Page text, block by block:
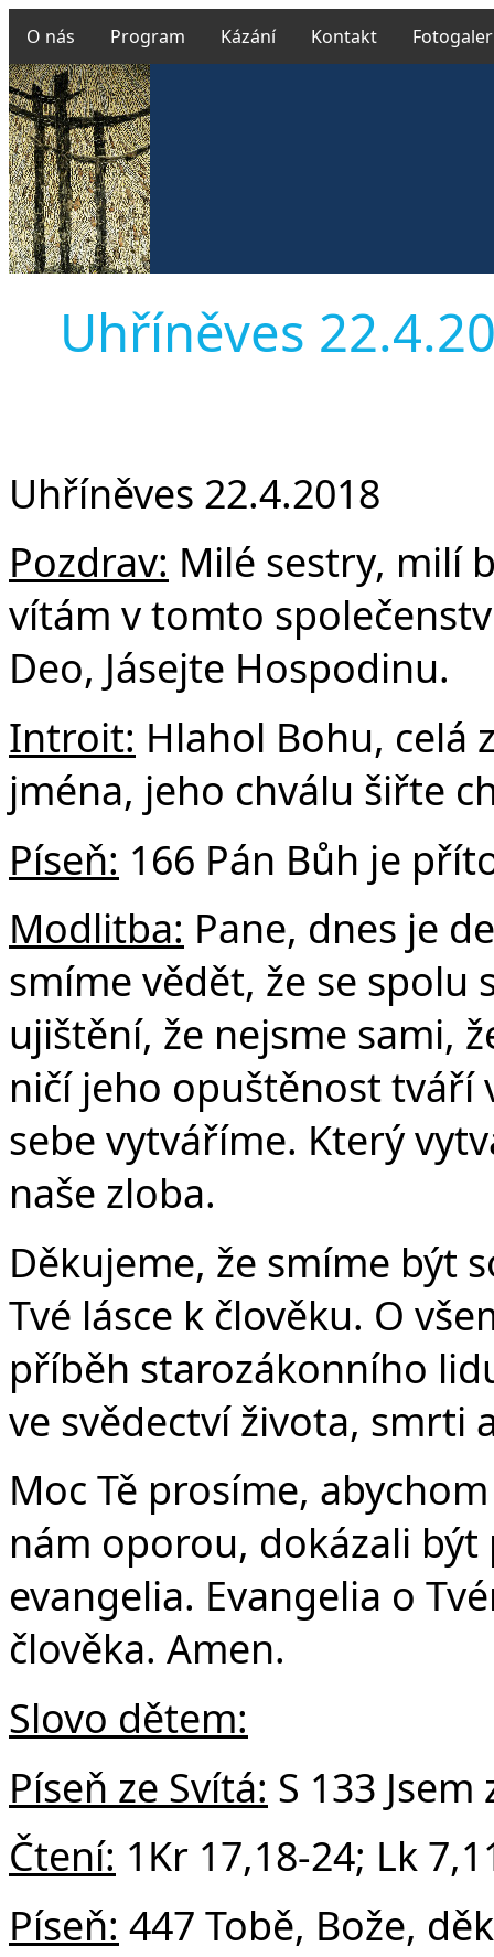
O nás Program Kázání Kontakt
Uhříněves
Uhříněves 22.4.2018
Pozdrav: Milé sestry, milí
vítám v tomto
Deo, Jásejte Hospodinu.
Introit: Hlahol Bohu, celá
jména, jeho chválu šiřte
Píseň: 166 Pán Bůh je
Modlitba: Pane, dnes je
smíme vědět, že se spolu
ujištění, že nejsme sami,
ničí jeho opuštěnost tváří
sebe vytváříme. Který
naše zloba.
Děkujeme, že smíme být
Tvé lásce k člověku. O
příběh starozákonního
ve svědectví života, smrti
Moc Tě prosíme,
nám oporou, dokázali
evangelia. Evangelia o
člověka. Amen.
Slovo dětem:
Píseň ze Svítá: S 133
Čtení: 1Kr 17,18-24; Lk
Píseň: 447 Tobě, Bože,